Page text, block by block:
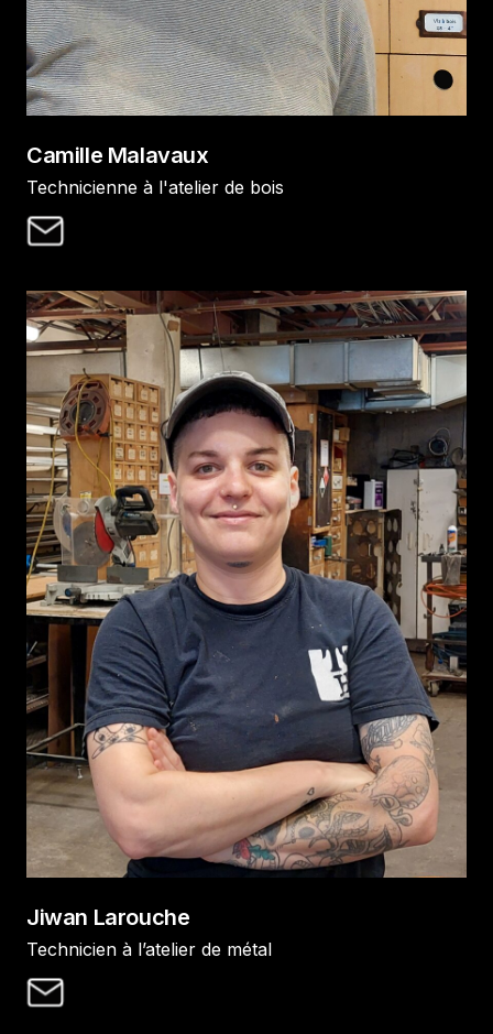
Camille Malavaux
Technicienne à l'atelier de bois
Jiwan Larouche
Technicien à l’atelier de métal